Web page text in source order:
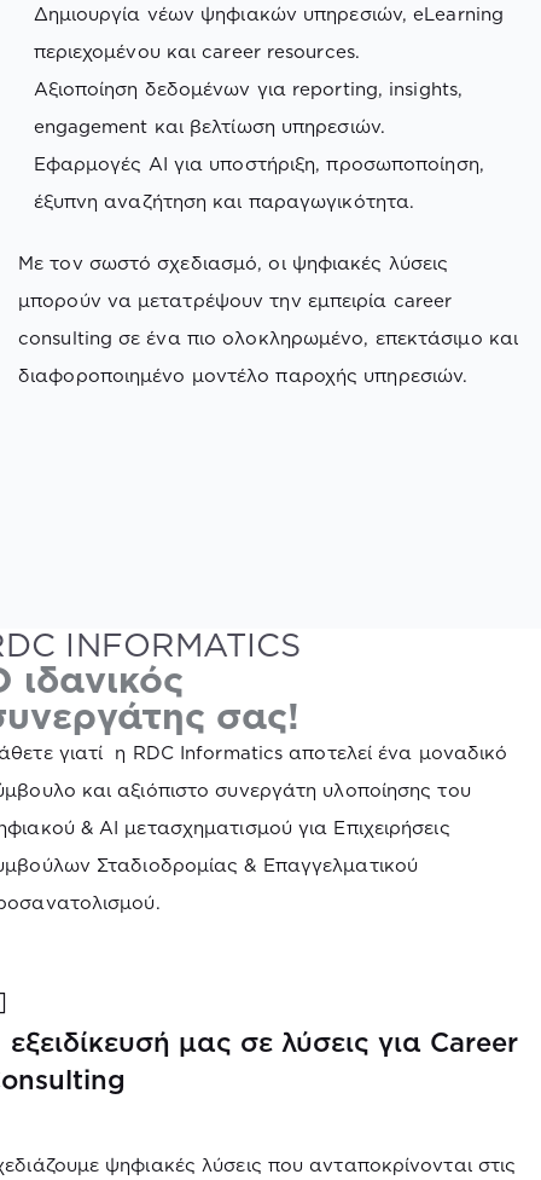
Δημιουργία νέων ψηφιακών υπηρεσιών, eLearning
περιεχομένου και career resources.
Αξιοποίηση δεδομένων για reporting, insights,
engagement και βελτίωση υπηρεσιών.
Εφαρμογές AI για υποστήριξη, προσωποποίηση,
έξυπνη αναζήτηση και παραγωγικότητα.
Με τον σωστό σχεδιασμό, οι ψηφιακές λύσεις
μπορούν να μετατρέψουν την εμπειρία career
consulting σε ένα πιο ολοκληρωμένο, επεκτάσιμο και
διαφοροποιημένο μοντέλο παροχής υπηρεσιών.
INFORMATICS
ιδανικός
σας!
γιατί η RDC Informatics αποτελεί ένα μοναδικό
και αξιόπιστο συνεργάτη υλοποίησης του
& ΑΙ μετασχηματισμού για Επιχειρήσεις
Σταδιοδρομίας & Επαγγελματικού
μας σε λύσεις για Career
ψηφιακές λύσεις που ανταποκρίνονται στις